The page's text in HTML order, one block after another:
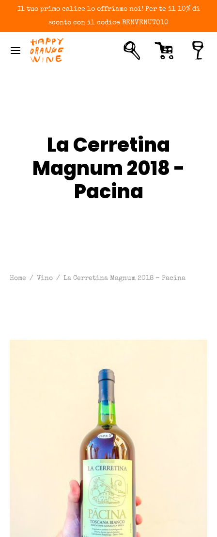
Il tuo primo calice lo offriamo noi! Per te il 10% di
sconto con il codice BENVENUTO10
La Cerretina
Magnum 2018 -
Pacina
Home / Vino / La Cerretina Magnum 2018 – Pacina